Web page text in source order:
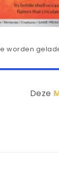
worden
Deze